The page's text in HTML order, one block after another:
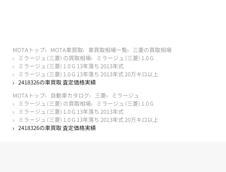
MOTAトップ MOTA車買取 車買取相場一覧
三菱の買取相場
ミラージュ (三菱) の買取相場
ミラージュ (三菱) 1.0 G
ミラージュ (三菱) 1.0 G 13年落ち 2013年式
ミラージュ (三菱) 1.0 G 13年落ち 2013年式 20万キロ以上
2418326の車買取 査定価格実績
MOTAトップ
自動車カタログ 三菱
ミラージュ
ミラージュ (三菱) の買取相場
ミラージュ (三菱) 1.0 G
ミラージュ (三菱) 1.0 G 13年落ち 2013年式
ミラージュ (三菱) 1.0 G 13年落ち 2013年式 20万キロ以上
2418326の車買取 査定価格実績